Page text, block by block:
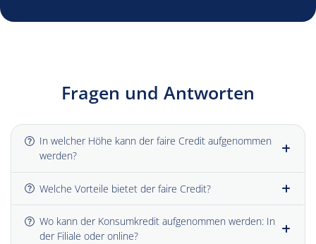
Fragen und Antworten
In welcher Höhe kann der faire Credit aufgenommen
werden?
Welche Vorteile bietet der faire Credit?
Wo kann der Konsumkredit aufgenommen werden: In
der Filiale oder online?